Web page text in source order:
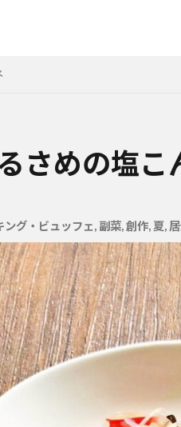
さめの塩こ
ング・ビュッフェ, 副菜,創作, 夏,